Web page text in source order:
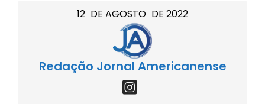
12 DE AGOSTO DE 2022
Redação Jornal Americanense